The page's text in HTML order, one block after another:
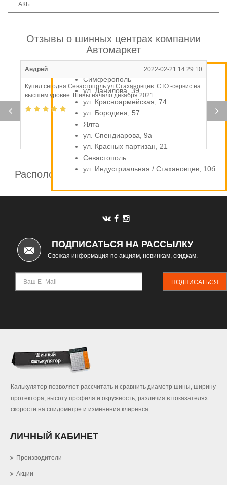
АКБ
Отзывы о шинных центрах компании
Автомаркет
Андрей 2022-02-21 14:29:10
Купил сегодня Севастополь ул Стахановцев. СТО -сервис на
высшем уровне. Шины начало декабря 2021.
Расположение шинных центров компании
Симферополь
ул. Данилова, 39
ул. Красноармейская, 74
ул. Бородина, 57
Ялта
ул. Спендиарова, 9а
ул. Красных партизан, 21
Севастополь
ул. Индустриальная / Стахановцев, 10б
ПОДПИСАТЬСЯ НА РАССЫЛКУ
Свежая информация по акциям, новинкам, скидкам.
ПОДПИСАТЬСЯ
Калькулятор позволяет рассчитать и сравнить диаметр шины, ширину
протектора, высоту профиля и окружность, различия в показателях
скорости на спидометре и изменения клиренса
ЛИЧНЫЙ КАБИНЕТ
Производители
Акции